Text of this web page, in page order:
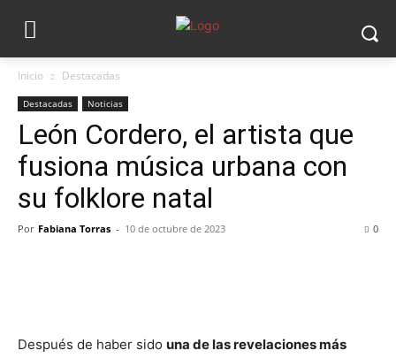
Inicio Destacadas
Destacadas Noticias
León Cordero, el artista que
fusiona música urbana con
su folklore natal
Por Fabiana Torras - 10 de octubre de 2023 0
Después de haber sido una de las revelaciones más